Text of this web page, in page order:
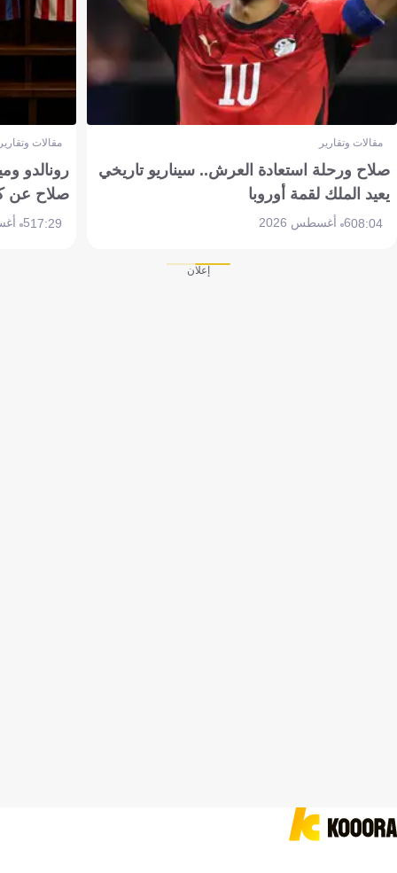
مقالات وتقارير
صلاح ورحلة استعادة العرش.. سيناريو تاريخي
يعيد الملك لقمة أوروبا
08:046 أغسطس 2026
مقالات
رونالدو
صلاح عن
17:295 أغسطس 2026
إعلان